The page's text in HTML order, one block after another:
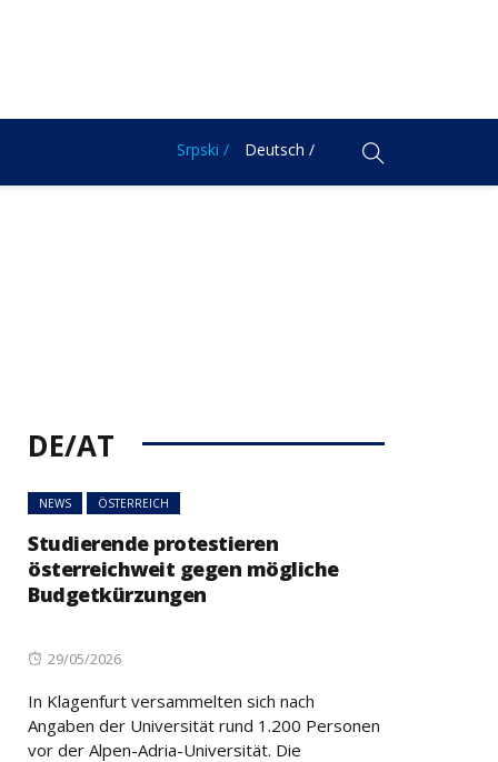
Srpski / Deutsch /
DE/AT
NEWS ÖSTERREICH
Studierende protestieren
österreichweit gegen mögliche
Budgetkürzungen
Posted
29/05/2026
In Klagenfurt versammelten sich nach
Angaben der Universität rund 1.200 Personen
vor der Alpen-Adria-Universität. Die